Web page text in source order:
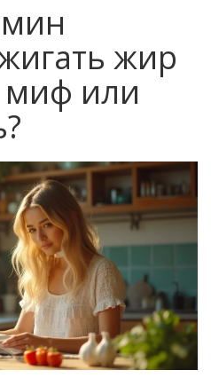
жир
миф или